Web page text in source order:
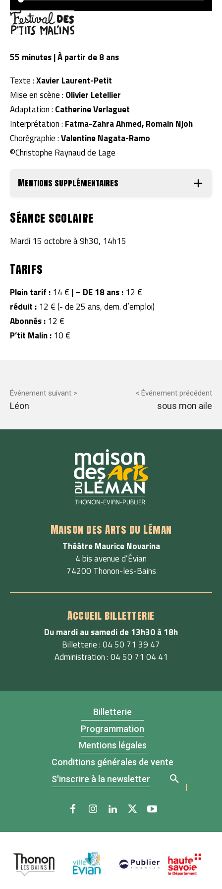
55 minutes | À partir de 8 ans
Texte :Xavier Laurent-Petit
Mise en scène : Olivier Letellier
Adaptation : Catherine Verlaguet
Interprétation : Fatma-Zahra Ahmed, Romain Njoh
Chorégraphie :Valentine Nagata-Ramo
©Christophe Raynaud de Lage
Mentions supplémentaires
Séance scolaire
Mardi 15 octobre à 9h30, 14h15
Tarifs
Plein tarif : 14 € |– DE 18 ans : 12 €
réduit : 12 € (- de 25 ans, dem. d’emploi)
Abonnés : 12 €
P’tit Malin : 10 €
Événement suivant >
Léon
< Événement précédent
sous mon aile
Maison des Arts du Léman
Théâtre Maurice Novarina
4 bis avenue d’Évian
74200 Thonon-les-Bains
Accueil billetterie
Du mardi au samedi de 13h30 à 18h
Billetterie : 04 50 71 39 47
Administration : 04 50 71 04 41
Billetterie
Programmation
Mentions légales
Conditions générales de vente
S'inscrire à la newsletter
|